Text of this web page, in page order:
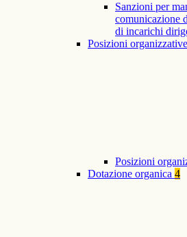
Sanzioni per
comunicazione
di incarichi
Posizioni organizzative
Posizioni
Dotazione organica 4